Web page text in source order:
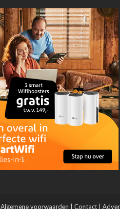
Algemene voorwaarden Contact|